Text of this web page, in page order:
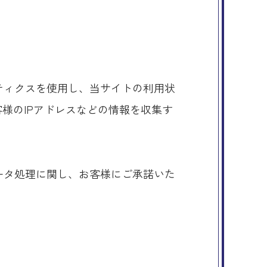
クスを使用し、当サイトの利用状
のIPアドレスなどの情報を収集す
処理に関し、お客様にご承諾いた